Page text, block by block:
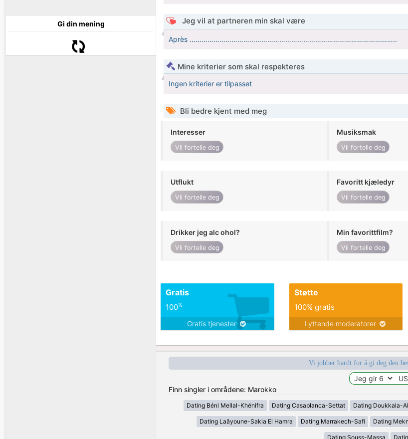
Gi din mening Jeg vil at partneren min skal være
Après …………………………………………………………………………………………..
Mine kriterier som skal respekteres
Ingen kriterier er tilpasset
Bli bedre kjent med meg
Interesser
Vil fortelle deg
Musiksmak
Vil fortelle deg
Utflukt
Vil fortelle deg
Favoritt kjæledyr
Vil fortelle deg
Drikker jeg alc ohol?
Vil fortelle deg
Min favorittfilm?
Vil fortelle deg
Gratis
100%
Gratis tjenester
Støtte
100% gratis
Lyttende moderatorer
Vi jobber hardt for å gi deg den
Finn singler i områdene: Marokko
Dating Béni Mellal-Khénifra Dating Casablanca-Settat Dating Doukkala-
Dating Laâyoune-Sakia El Hamra Dating Marrakech-Safi Dating
Dating Souss-Massa